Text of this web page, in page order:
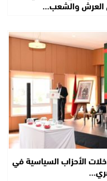
العرش والشعب…
الأحزاب السياسية في